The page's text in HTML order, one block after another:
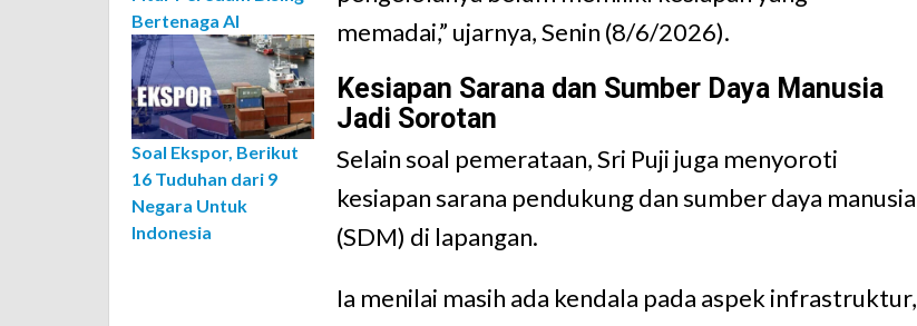
Bertenaga AI
Soal Ekspor, Berikut
16 Tuduhan dari 9
Negara Untuk
Indonesia
memadai,” ujarnya, Senin (8/6/2026).
Kesiapan Sarana dan Sumber Daya Manusia
Jadi Sorotan
Selain soal pemerataan, Sri Puji juga menyoroti
kesiapan sarana pendukung dan sumber daya manusia
(SDM) di lapangan.
Ia menilai masih ada kendala pada aspek infrastruktur,